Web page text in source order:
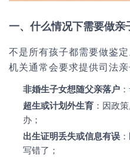
一、什么情况下需要做亲
不是所有孩子都需要做鉴
机关通常会要求提供司法亲
非婚生子女想随父亲落户
超生或计划外生育 ：因政
办；
出生证明丢失或信息有误
写错了；